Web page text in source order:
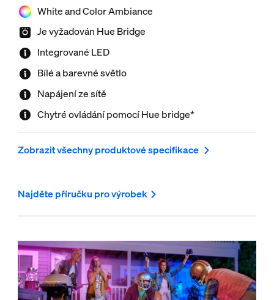
White and Color Ambiance
Je vyžadován Hue Bridge
Integrované LED
Bílé a barevné světlo
Napájení ze sítě
Chytré ovládání pomocí Hue bridge*
Zobrazit všechny produktové specifikace
Najděte příručku pro výrobek